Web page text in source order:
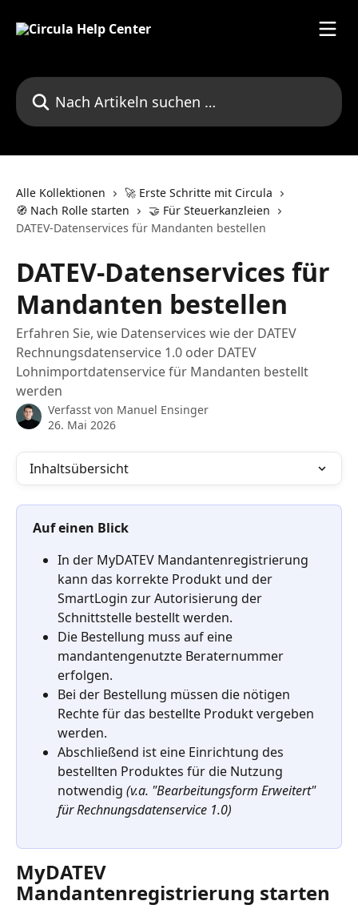
Nach Artikeln suchen …
Alle Kollektionen
🚀 Erste Schritte mit Circula
🧭 Nach Rolle starten
🤝 Für Steuerkanzleien
DATEV-Datenservices für Mandanten bestellen
DATEV-Datenservices für
Mandanten bestellen
Erfahren Sie, wie Datenservices wie der DATEV
Rechnungsdatenservice 1.0 oder DATEV
Lohnimportdatenservice für Mandanten bestellt
werden
Verfasst von Manuel Ensinger
26. Mai 2026
Inhaltsübersicht
Auf einen Blick
In der MyDATEV Mandantenregistrierung
kann das korrekte Produkt und der
SmartLogin zur Autorisierung der
Schnittstelle bestellt werden.
Die Bestellung muss auf eine
mandantengenutzte Beraternummer
erfolgen.
Bei der Bestellung müssen die nötigen
Rechte für das bestellte Produkt vergeben
werden.
Abschließend ist eine Einrichtung des
bestellten Produktes für die Nutzung
notwendig (v.a. "Bearbeitungsform Erweitert"
für Rechnungsdatenservice 1.0)
MyDATEV
Mandantenregistrierung starten